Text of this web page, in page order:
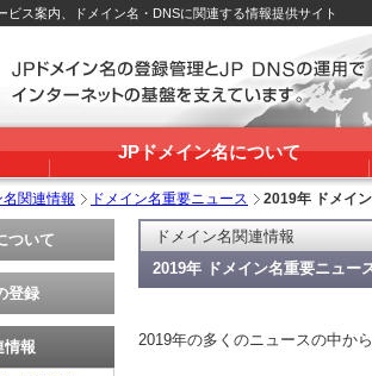
ビス案内、ドメイン名・DNSに関連する情報提供サイト
JPドメイン名について
名関連情報 ドメイン名重要ニュース 2019年 ドメイ
ドメイン名関連情報
2019年 ドメイン名重要ニュー
2019年の多くのニュースの中か
ついて
登録
情報